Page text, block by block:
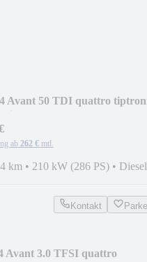
Avant 50 TDI quattro
ab 262 € mtl.
km • 210 kW (286 PS) • Diesel
Kontakt
Avant 3.0 TFSI quattro